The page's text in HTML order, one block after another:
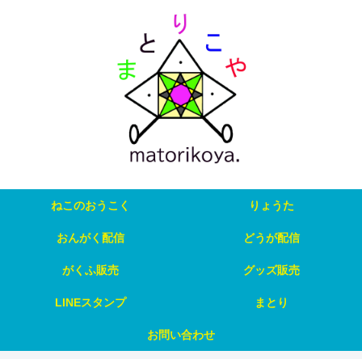
ねこのおうこく りょうた
おんがく配信 どうが配信
がくふ販売 グッズ販売
LINEスタンプ まとり
お問い合わせ